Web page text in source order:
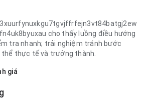
cho thấy luồng điều hướng
tra nhanh; trải nghiệm tránh bước
thực tế và trưởng thành.
giá